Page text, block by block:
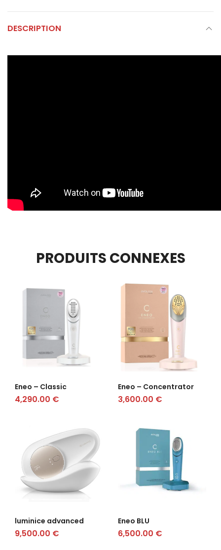
DESCRIPTION
PRODUITS CONNEXES
Eneo – Classic
4,290.00 €
Eneo – Concentrator
3,600.00 €
luminice advanced
9,500.00 €
Eneo BLU
6,500.00 €